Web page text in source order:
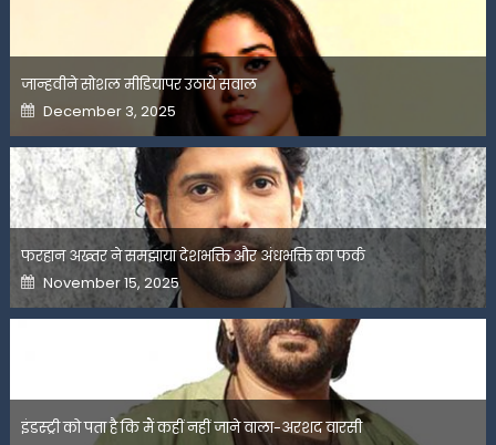
जान्हवीने सोशल मीडियापर उठाये सवाल
Posted
on
December 3, 2025
फरहान अख्तर ने समझाया देशभक्ति और अंधभक्ति का फर्क
Posted
on
November 15, 2025
इंडस्ट्री को पता है कि मैं कहीं नहीं जाने वाला-अरशद वारसी